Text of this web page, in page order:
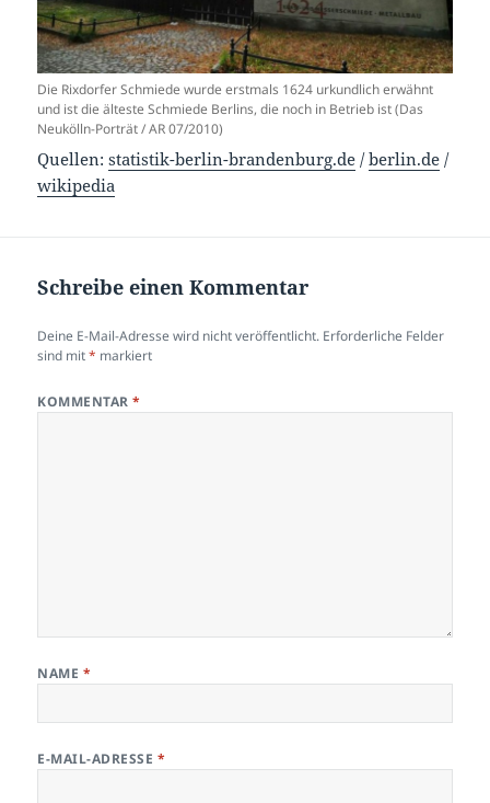
Die Rixdorfer Schmiede wurde erstmals 1624 urkundlich erwähnt
und ist die älteste Schmiede Berlins, die noch in Betrieb ist (Das
Neukölln-Porträt / AR 07/2010)
Quellen:statistik-berlin-brandenburg.de /berlin.de /
wikipedia
Schreibe einen Kommentar
Deine E-Mail-Adresse wird nicht veröffentlicht. Erforderliche Felder
sind mit* markiert
KOMMENTAR*
NAME *
E-MAIL-ADRESSE *